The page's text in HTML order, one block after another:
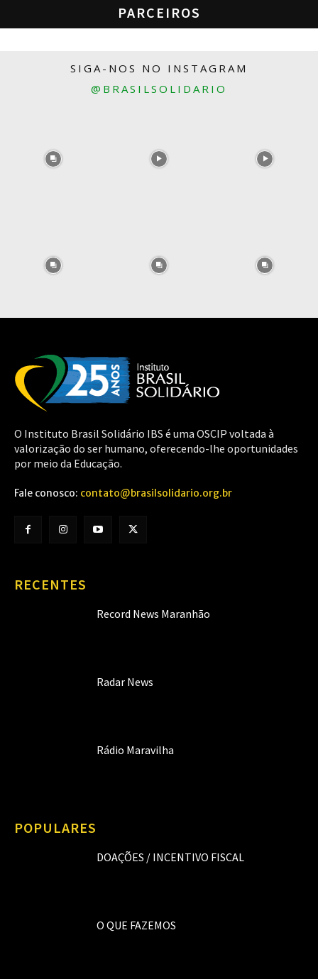
PARCEIROS
SIGA-NOS NO INSTAGRAM
@BRASILSOLIDARIO
O Instituto Brasil Solidário IBS é uma OSCIP voltada à
valorização do ser humano, oferecendo-lhe oportunidades
por meio da Educação.
Fale conosco: contato@brasilsolidario.org.br
RECENTES
Record News Maranhão
Radar News
Rádio Maravilha
POPULARES
DOAÇÕES / INCENTIVO FISCAL
O QUE FAZEMOS